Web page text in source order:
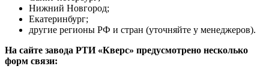
Нижний Новгород;
Екатеринбург;
другие регионы РФ и стран (уточняйте у менеджеров).
На сайте завода РТИ «Кверс» предусмотрено несколько
форм связи: